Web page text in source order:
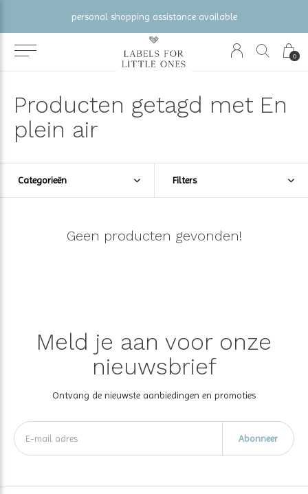
0
personal shopping assistance available
Producten getagd met En
plein air
Categorieën Filters
Geen producten gevonden!
Meld je aan voor onze
nieuwsbrief
Ontvang de nieuwste aanbiedingen en promoties
Abonneer